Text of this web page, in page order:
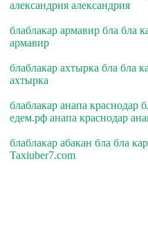
александрия александрия
блаблакар армавир бла бла
армавир
блаблакар ахтырка бла бла
ахтырка
блаблакар анапа краснодар
едем.рф анапа краснодар
блаблакар абакан бла бла
Taxiuber7.com